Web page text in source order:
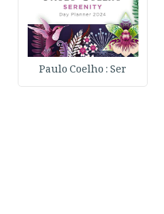
Paulo Coelho : Ser